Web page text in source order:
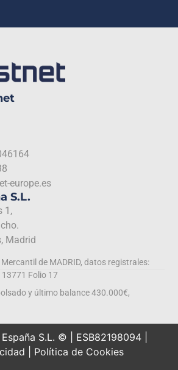
S.L.
1,
Madrid
de MADRID, datos registrales:
Folio 17
y último balance 430.000€,
europe.es
S.L. © | ESB82198094 |
Política de Cookies